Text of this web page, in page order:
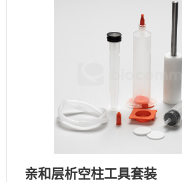
亲和层析空柱工具套装